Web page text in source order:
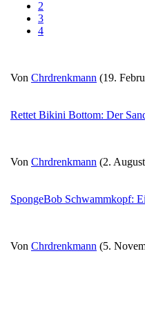
2
3
4
Von Chrdrenkmann (19.
Rettet Bikini Bottom: Der
Von Chrdrenkmann (2.
SpongeBob Schwammkopf:
Von Chrdrenkmann (5.